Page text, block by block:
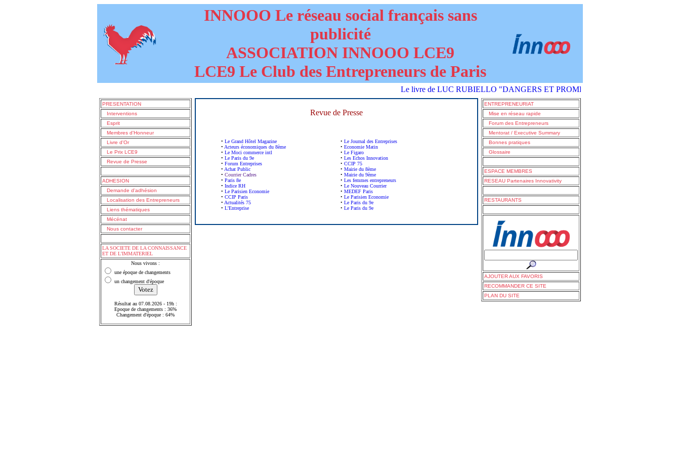
INNOOO Le réseau social français sans
publicité
ASSOCIATION INNOOO LCE9
LCE9 Le Club des Entrepreneurs de Paris
Le livre de LUC RUBIELLO "DANGERS ET PROMESSES DE L'IA COMMENT
PRESENTATION
Interventions
Esprit
Membres d'Honneur
Livre d'Or
Le Prix LCE9
Revue de Presse
ADHESION
Demande d'adhésion
Localisation des Entrepreneurs
Liens thématiques
Mécénat
Nous contacter
LA SOCIETE DE LA CONNAISSANCE
ET DE L'IMMATERIEL
Nous vivons :
une époque de changements
un changement d'époque
Résultat au 07.08.2026 - 19h :
Epoque de changements : 36%
Changement d'époque : 64%
Revue de Presse
• Le Grand Hôtel Magazine
• Acteurs économiques du 8ème
• Le Moci commerce intl
• Le Paris du 9e
• Forum Entreprises
• Achat Public
• Courrier Cadres
• Paris 8e
• Indice RH
• Le Parisien Economie
• CCIP Paris
• Actualités 75
• L'Entreprise
• Le Journal des Entreprises
• Economie Matin
• Le Figaro
• Les Echos Innovation
• CCIP 75
• Mairie du 8ème
• Mairie du 9ème
• Les femmes entrepreneurs
• Le Nouveau Courrier
• MEDEF Paris
• Le Parisien Economie
• Le Paris du 9e
• Le Paris du 9e
ENTREPRENEURIAT
Mise en réseau rapide
Forum des Entrepreneurs
Mentorat / Executive Summary
Bonnes pratiques
Glossaire
ESPACE MEMBRES
RESEAU Partenaires Innovativity
RESTAURANTS
AJOUTER AUX FAVORIS
RECOMMANDER CE SITE
PLAN DU SITE